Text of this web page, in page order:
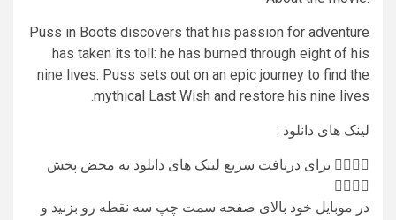
Puss in Boots discovers that his passion for adventure
has taken its toll: he has burned through eight of his
nine lives. Puss sets out on an epic journey to find the
mythical Last Wish and restore his nine lives.
لینک های دانلود :
👇🏻👇🏻 برای دریافت سریع لینک های دانلود به محض پخش
👇🏻👇🏻
در موبایل خود بالای صفحه سمت چپ سه نقطه رو بزنید و